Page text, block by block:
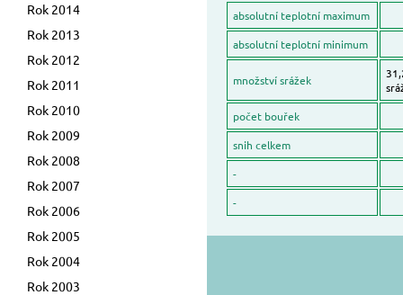
Rok 2014
Rok 2013
Rok 2012
Rok 2011
Rok 2010
Rok 2009
Rok 2008
Rok 2007
Rok 2006
Rok 2005
Rok 2004
Rok 2003
absolutní teplotní maximum
absolutní teplotní minimum
množství srážek
počet bouřek
snih celkem
-
-